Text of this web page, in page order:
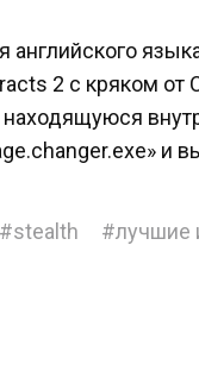
2 с кряком от
находящуюся
и
#stealth #лучшие